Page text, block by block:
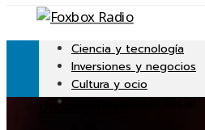
Ciencia y tecnología
Inversiones y negocios
Cultura y ocio
Responsabilidad Social
Uncategorized